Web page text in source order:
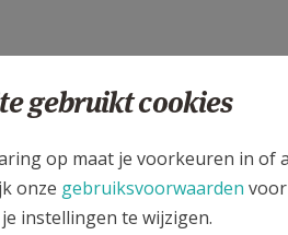
gebruikt cookies
op maat je voorkeuren in of
onze gebruiksvoorwaarden
instellingen te wijzigen.